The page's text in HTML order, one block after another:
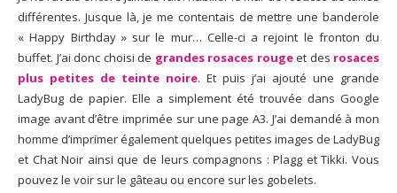
différentes. Jusque là, je me contentais de mettre une banderole
« Happy Birthday » sur le mur… Celle-ci a rejoint le fronton du
buffet. J’ai donc choisi de grandes rosaces rougeet des rosaces
plus petites de teinte noire. Et puis j’ai ajouté une grande
LadyBug de papier. Elle a simplement été trouvée dans Google
image avant d’être imprimée sur une page A3. J’ai demandé à mon
homme d’imprimer également quelques petites images de LadyBug
et Chat Noir ainsi que de leurs compagnons : Plagg et Tikki. Vous
pouvez le voir sur le gâteau ou encore sur les gobelets.